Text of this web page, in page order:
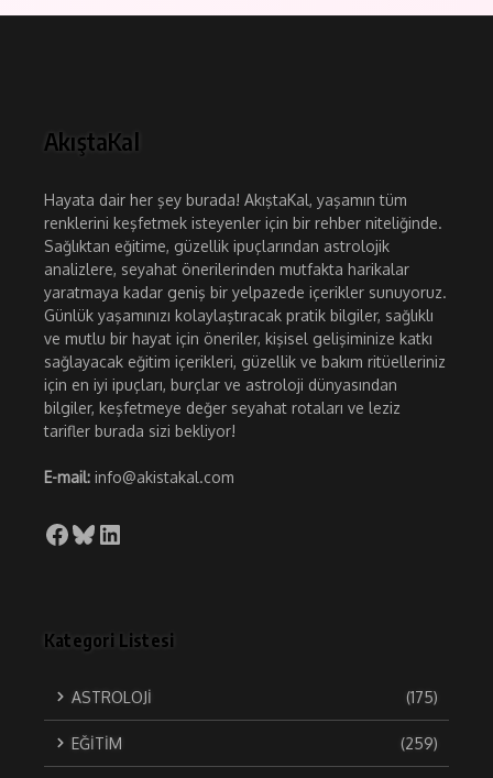
AkıştaKal
Hayata dair her şey burada! AkıştaKal, yaşamın tüm
renklerini keşfetmek isteyenler için bir rehber niteliğinde.
Sağlıktan eğitime, güzellik ipuçlarından astrolojik
analizlere, seyahat önerilerinden mutfakta harikalar
yaratmaya kadar geniş bir yelpazede içerikler sunuyoruz.
Günlük yaşamınızı kolaylaştıracak pratik bilgiler, sağlıklı
ve mutlu bir hayat için öneriler, kişisel gelişiminize katkı
sağlayacak eğitim içerikleri, güzellik ve bakım ritüelleriniz
için en iyi ipuçları, burçlar ve astroloji dünyasından
bilgiler, keşfetmeye değer seyahat rotaları ve leziz
tarifler burada sizi bekliyor!
E-mail: info@akistakal.com
Facebook
Bluesky
LinkedIn
Kategori Listesi
ASTROLOJİ (175)
EĞİTİM (259)